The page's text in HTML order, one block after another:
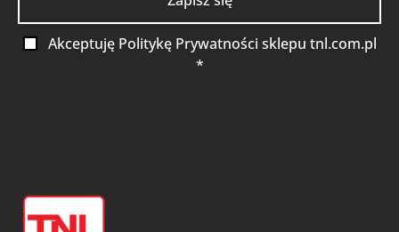
Akceptuję Politykę Prywatności sklepu tnl.com.pl
*